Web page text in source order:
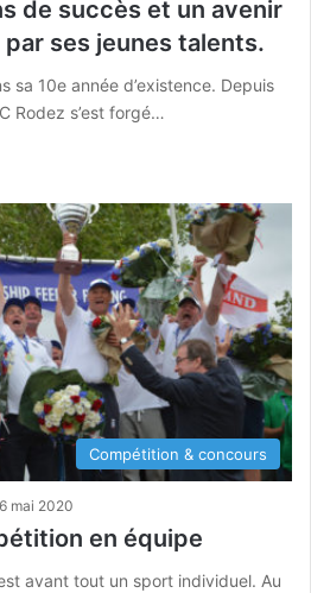
de succès et un avenir
ses jeunes talents.
sa 10e année d’existence. Depuis
Rodez s’est forgé…
Compétition & concours
6 mai 2020
en équipe
avant tout un sport individuel. Au